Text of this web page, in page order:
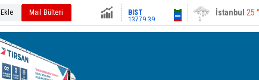
Mail Bülteni
Altın6659.71 Ankara30